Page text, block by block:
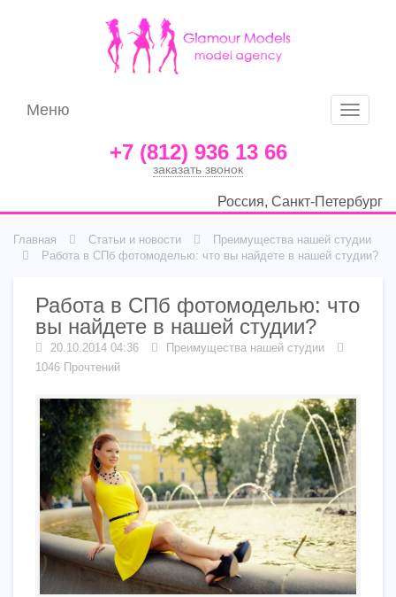
Меню
Меню
+7 (812) 936 13 66
заказать звонок
Россия, Санкт-Петербург
Главная Статьи и новости
Преимущества нашей студии
Работа в СПб фотомоделью: что вы найдете в нашей студии?
Работа в СПб фотомоделью: что
вы найдете в нашей студии?
20.10.2014 04:36
Преимущества нашей студии
1046 Прочтений